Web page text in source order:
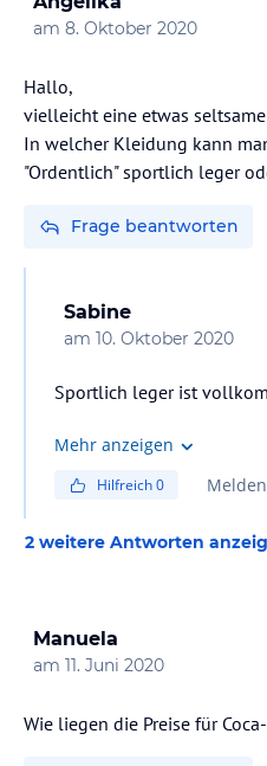
am 8. Oktober 2020
Hallo,
vielleicht eine etwas
In welcher Kleidung kann
"Ordentlich" sportlich leger
Frage beantworten
Sabine
am 10. Oktober 2020
Sportlich leger ist
Mehr anzeigen
Hilfreich0 Melden
2 weitere Antworten
Manuela
am 11. Juni 2020
Wie liegen die Preise für